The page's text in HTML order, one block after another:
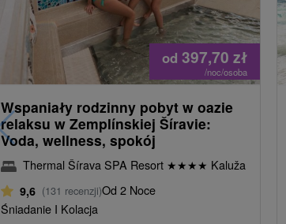
od 397,70 zł
/noc/osoba
Wspaniały rodzinny pobyt w oazie
relaksu w Zemplínskiej Šíravie:
Voda, wellness, spokój
Thermal Šírava SPA Resort ★★★★ Kaluža
9,6 (131 recenzji)Od 2 Noce
Śniadanie I Kolacja